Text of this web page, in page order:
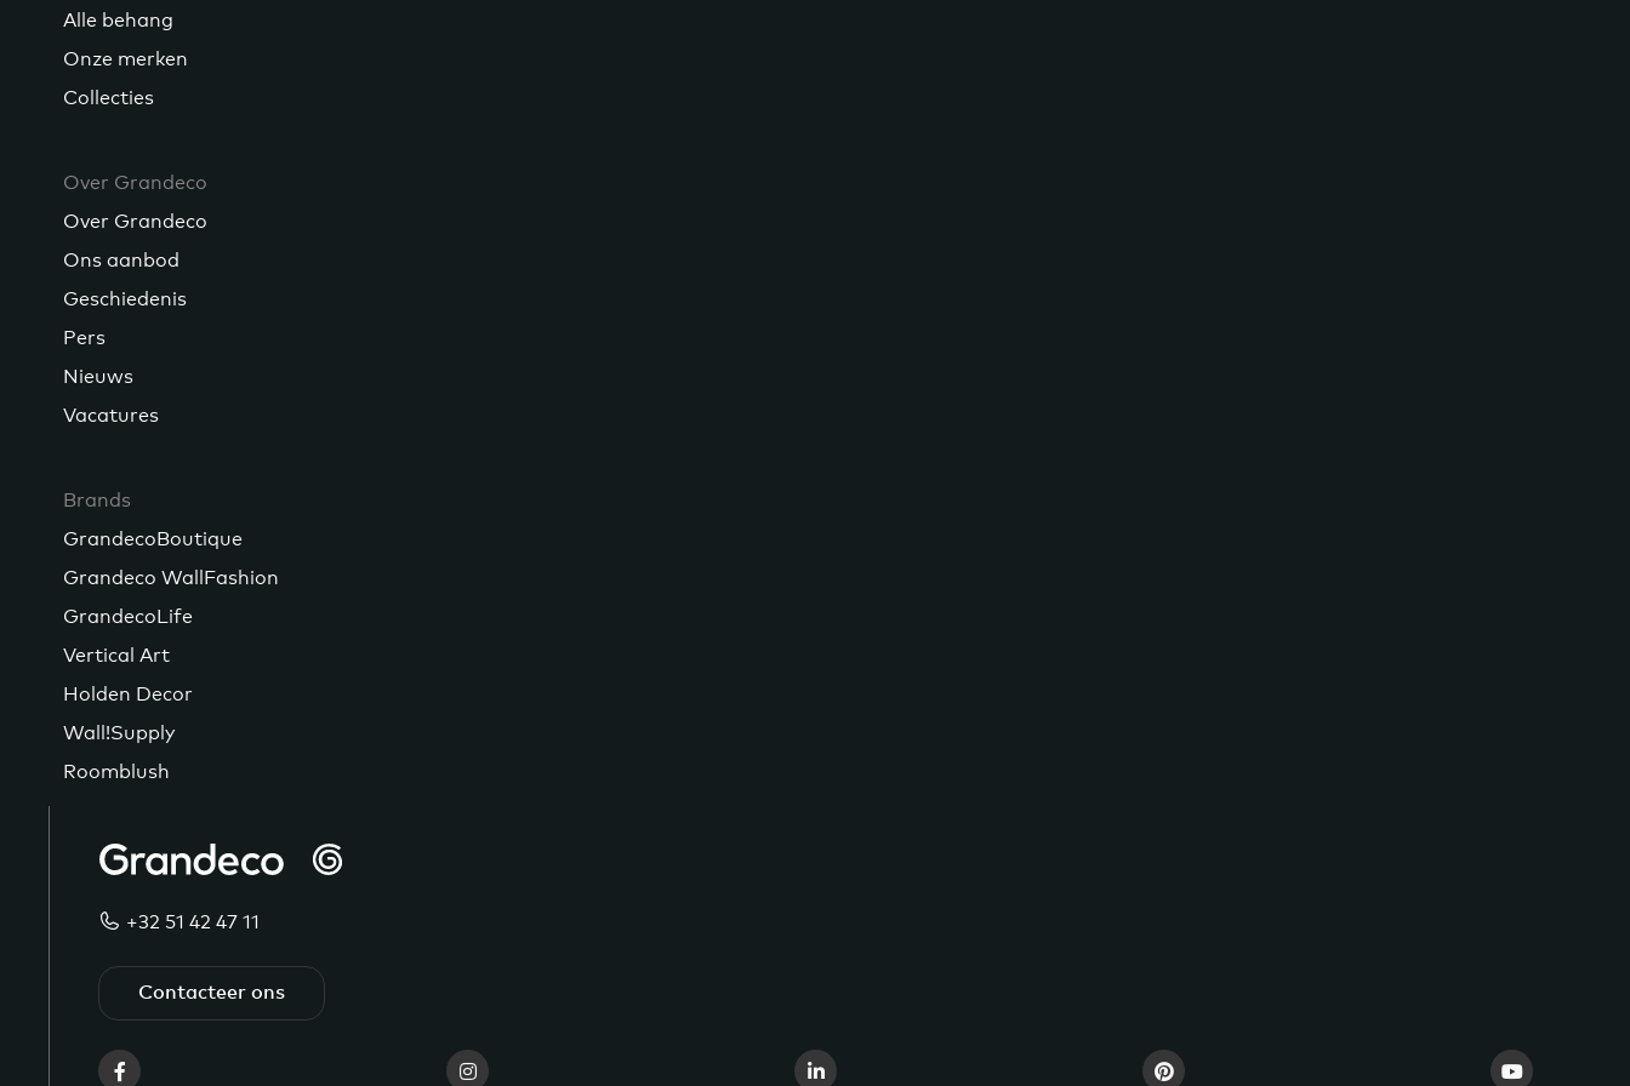
Alle behang
Onze merken
Collecties
Over Grandeco
Over Grandeco
Ons aanbod
Geschiedenis
Pers
Nieuws
Vacatures
Brands
GrandecoBoutique
Grandeco WallFashion
GrandecoLife
Vertical Art
Holden Decor
Wall!Supply
Roomblush
+32 51 42 47 11
Contacteer ons